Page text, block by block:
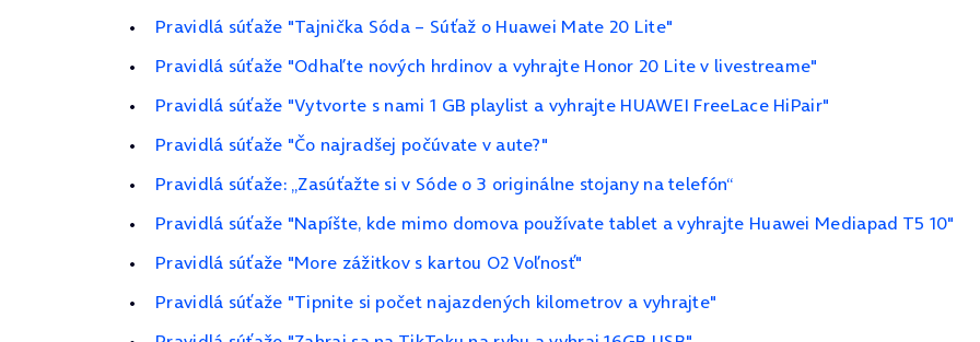
Pravidlá súťaže "Tajnička Sóda – Súťaž o Huawei Mate 20 Lite"
Pravidlá súťaže "Odhaľte nových hrdinov a vyhrajte Honor 20 Lite v livestreame"
Pravidlá súťaže "Vytvorte s nami 1 GB playlist a vyhrajte HUAWEI FreeLace HiPair"
Pravidlá súťaže "Čo najradšej počúvate v aute?"
Pravidlá súťaže: „Zasúťažte si v Sóde o 3 originálne stojany na telefón“
Pravidlá súťaže "Napíšte, kde mimo domova používate tablet a vyhrajte Huawei Mediapad T5 10"
Pravidlá súťaže "More zážitkov s kartou O2 Voľnosť"
Pravidlá súťaže "Tipnite si počet najazdených kilometrov a vyhrajte"